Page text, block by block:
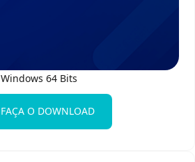
Windows 64 Bits
FAÇA O DOWNLOAD